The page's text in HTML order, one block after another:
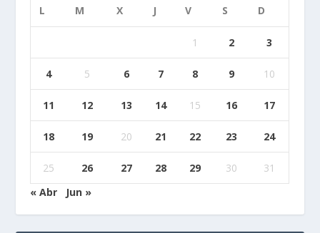
L M X J V S D
1 2 3
4 5 6 7 8 9 10
11 12 13 14 15 16 17
18 19 20 21 22 23 24
25 26 27 28 29 30
31
« Abr
Jun »